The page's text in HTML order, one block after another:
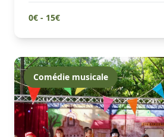
0€ - 15€
Comédie musicale